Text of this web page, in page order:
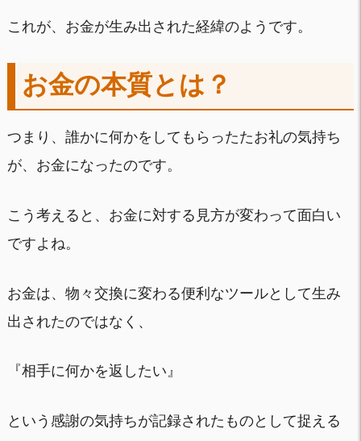
これが、お金が生み出された経緯のようです。
お金の本質とは？
つまり、誰かに何かをしてもらったたお礼の気持ち
が、お金になったのです。
こう考えると、お金に対する見方が変わって面白い
ですよね。
お金は、物々交換に変わる便利なツールとして生み
出されたのではなく、
『相手に何かを返したい』
という感謝の気持ちが記録されたものとして捉える